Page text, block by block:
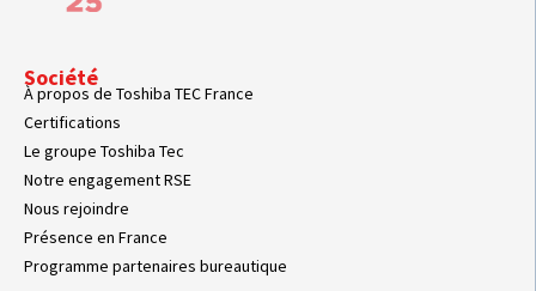
Société
À propos de Toshiba TEC France
Certifications
Le groupe Toshiba Tec
Notre engagement RSE
Nous rejoindre
Présence en France
Programme partenaires bureautique